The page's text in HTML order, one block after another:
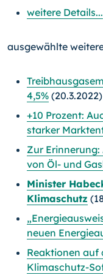
weitere Details...
ausgewählte
4,5% (20.3.2022)
+10 Prozent:
starker
Zur
von Öl- und
Minister
Klimaschutz
neuen
Reaktionen auf
Klimaschutz-